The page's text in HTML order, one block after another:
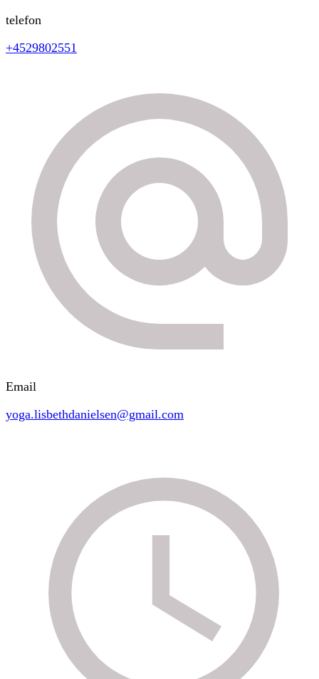
telefon
+4529802551
Email
yoga.lisbethdanielsen@gmail.com